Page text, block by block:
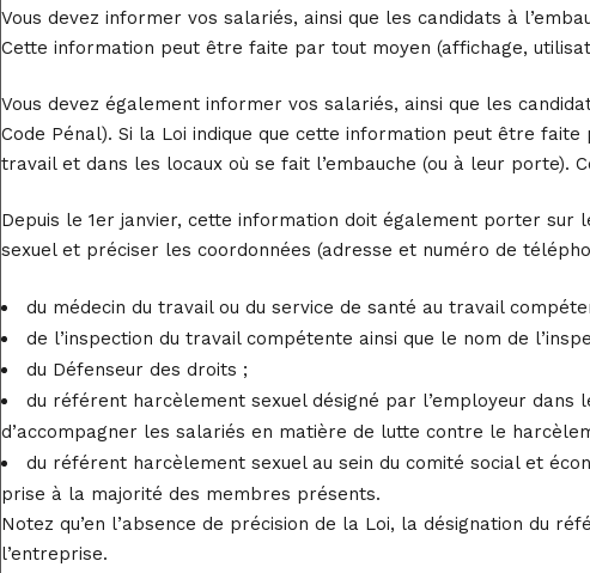
Vous devez informer vos salariés, ainsi que les candidats à
Cette information peut être faite par tout moyen (affichage,
Vous devez également informer vos salariés, ainsi que les
Code Pénal). Si la Loi indique que cette information peut être
travail et dans les locaux où se fait l’embauche (ou à leur porte).
Depuis le 1er janvier, cette information doit également porter
sexuel et préciser les coordonnées (adresse et numéro de
du médecin du travail ou du service de santé au travail
de l’inspection du travail compétente ainsi que le nom de
du Défenseur des droits ;
du référent harcèlement sexuel désigné par l’employeur dans
d’accompagner les salariés en matière de lutte contre le
du référent harcèlement sexuel au sein du comité social et
prise à la majorité des membres présents.
Notez qu’en l’absence de précision de la Loi, la désignation du
l’entreprise.